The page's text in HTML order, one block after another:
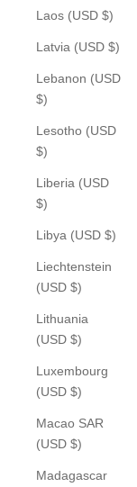
Laos (USD $)
Latvia (USD $)
Lebanon (USD
$)
Lesotho (USD
$)
Liberia (USD
$)
Libya (USD $)
Liechtenstein
(USD $)
Lithuania
(USD $)
Luxembourg
(USD $)
Macao SAR
(USD $)
Madagascar